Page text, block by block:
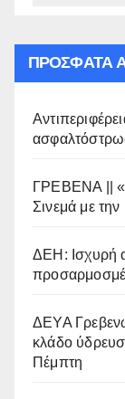
ΠΡΌΣΦΑΤΑ
ΓΡΕΒΕΝΑ ||
Σινεμά με
ΔΕΗ: Ισχυρή
ΔΕΥΑ
κλάδο
Πέμπτη